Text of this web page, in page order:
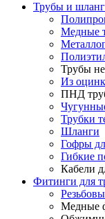
Трубы и
Медные
Трубы
Из
ПНД
Трубки
Шланги
Гофры
Гибкие
Кабели
Фитинги для
Медные